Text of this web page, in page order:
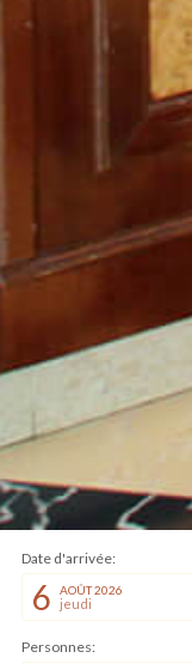
Date d'arrivée:
6 AOÛT 2026
jeudi
Personnes: